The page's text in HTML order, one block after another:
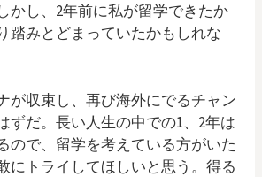
かし、2年前に私が留学できたか
踏みとどまっていたかもしれな
が収束し、再び海外にでるチャン
ずだ。長い人生の中での1、2年は
ので、留学を考えている方がいた
にトライしてほしいと思う。得る